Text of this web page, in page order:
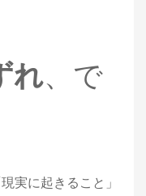
れ、で
実に起きること」